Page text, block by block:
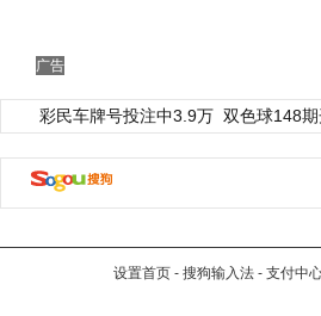
广告
彩民车牌号投注中3.9万 双色球148
设置首页 - 搜狗输入法 - 支付中